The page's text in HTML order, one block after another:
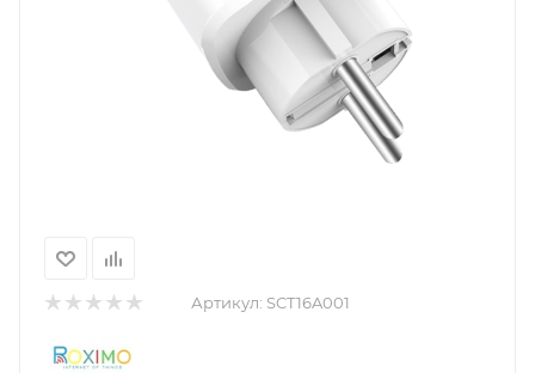
Артикул: SCT16A001